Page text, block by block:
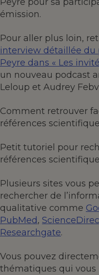
émission.
Pour aller plus loin,
interview détaillée du
Peyre dans « Les
un nouveau podcast
Leloup et Audrey
Comment retrouver
références
Petit tutoriel pour
références
Plusieurs sites vous
rechercher de
qualitative comme
PubMed,
Researchgate.
Vous pouvez
thématiques qui vous